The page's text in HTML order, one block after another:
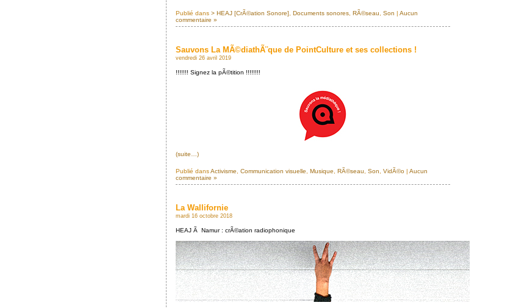
Publié dans > HEAJ [CrÃ©ation Sonore] Documents sonores RÃ©seau Son | Aucun
commentaire »
Sauvons La MÃ©diathÃ¨que de PointCulture et ses collections !
vendredi 26 avril 2019
!!!!!!! Signez la pÃ©tition !!!!!!!!
(suite…)
Publié dansActivisme Communication visuelle Musique RÃ©seau Son VidÃ©o | Aucun
commentaire »
La Wallifornie
mardi 16 octobre 2018
HEAJ Ã Namur : crÃ©ation radiophonique